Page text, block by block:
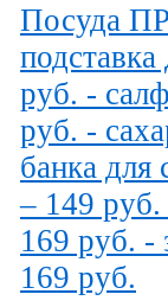
Посуда
руб. -
руб. -
банка
– 149
169 руб. -
169 руб.